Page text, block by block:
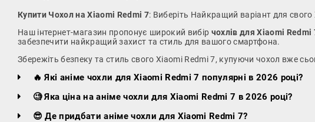
Купити Чохол на Xiaomi Redmi 7: Виберіть Найкращий варіант для свого
Наш інтернет-магазин пропонує широкий вибір чохлів для Xiaomi Redmi
забезпечити найкращий захист та стиль для вашого смартфона.
Збережіть безпеку та стиль свого Xiaomi Redmi 7, купуючи чохол вже
🔥 Які аніме чохли для Xiaomi Redmi 7 популярні в 2026 році?
🧐 Яка ціна на аніме чохли для Xiaomi Redmi 7 в 2026 році?
😎 Де придбати аніме чохли для Xiaomi Redmi 7?